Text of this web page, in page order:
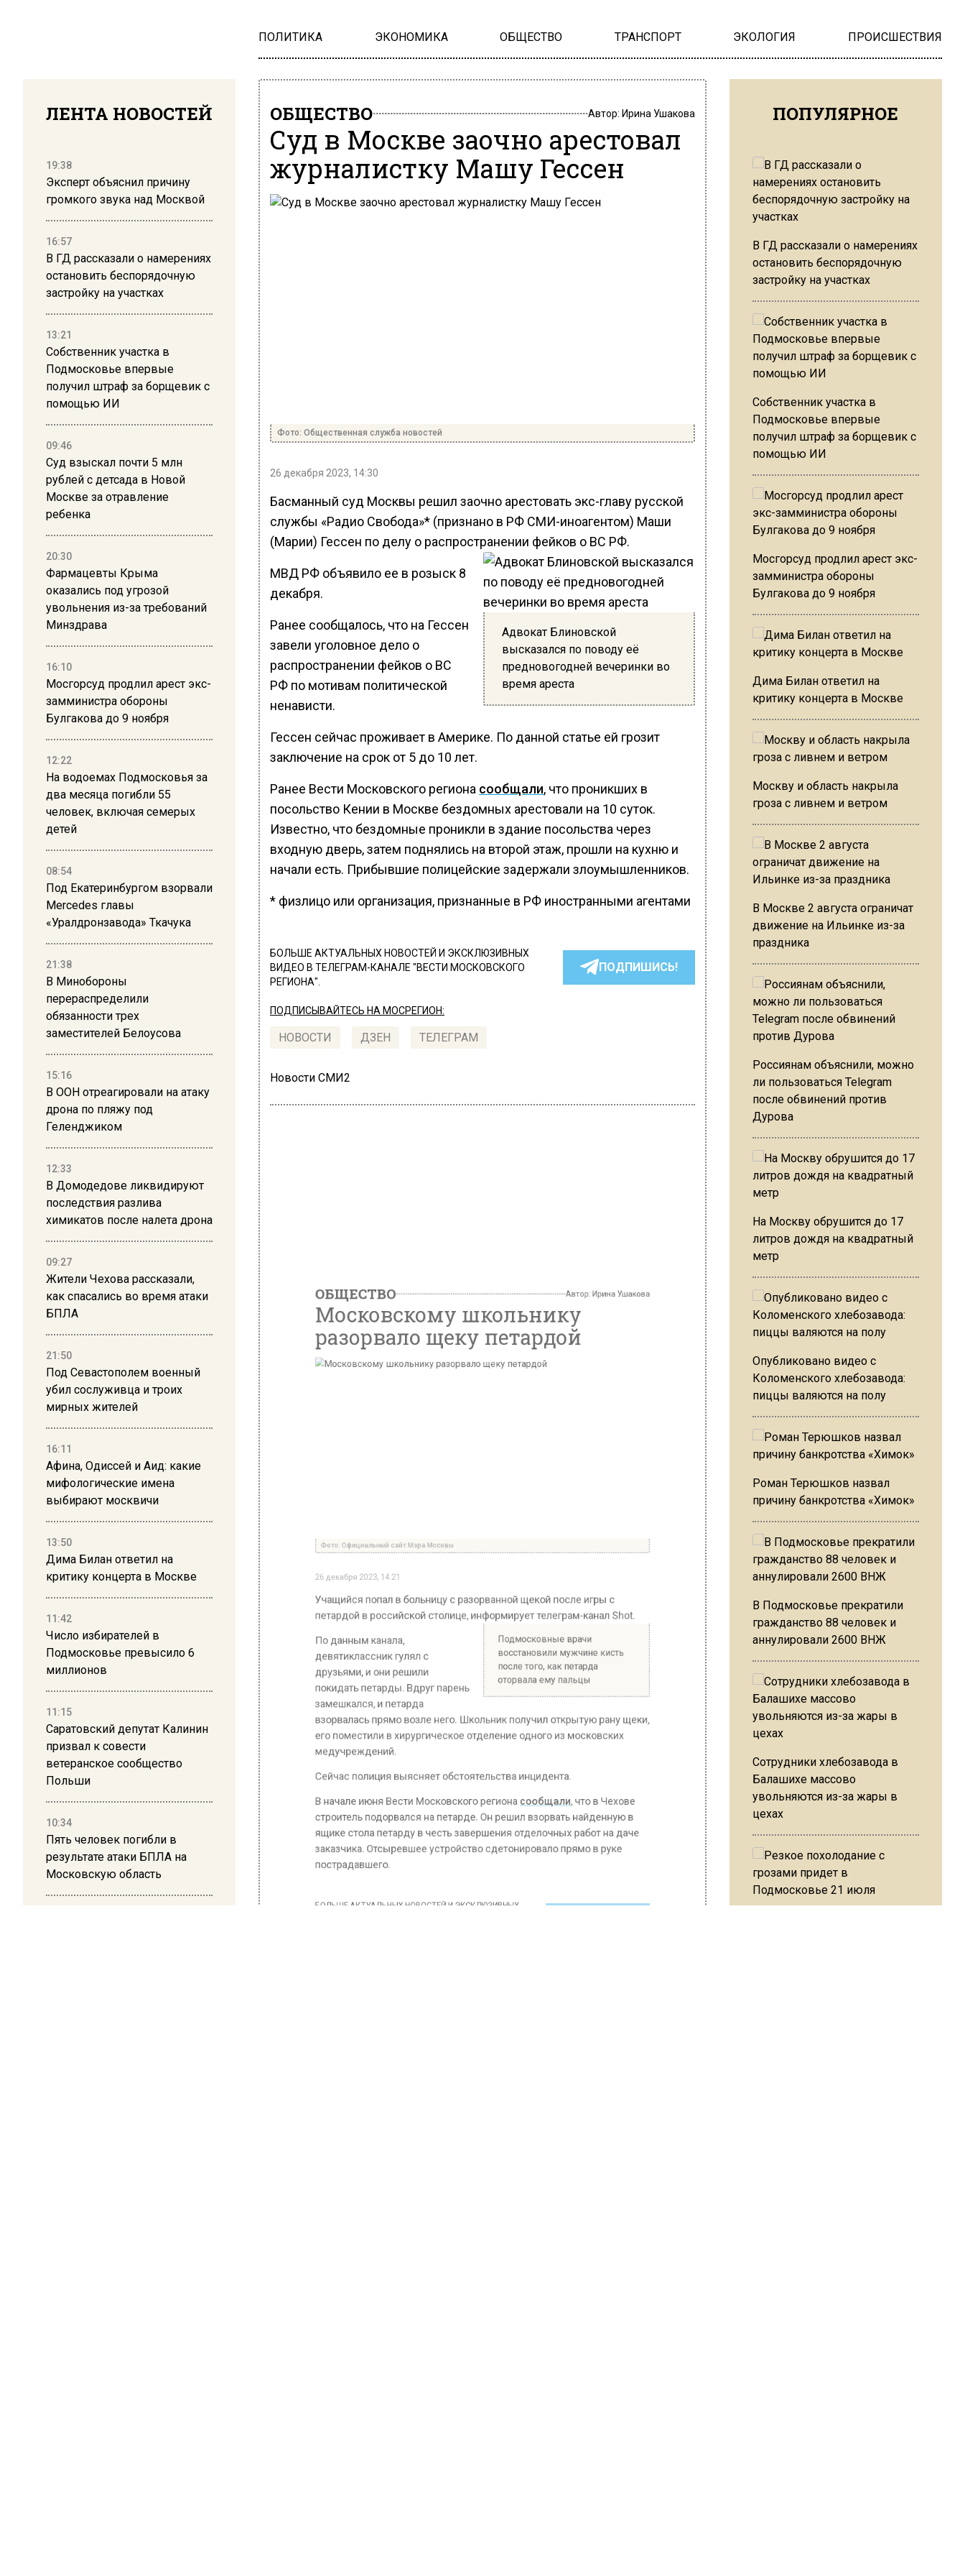
ПОЛИТИКА ЭКОНОМИКА ОБЩЕСТВО ТРАНСПОРТ ЭКОЛОГИЯ ПРОИСШЕСТВИЯ
ЛЕНТА НОВОСТЕЙ
19:38
Эксперт объяснил причину
громкого звука над Москвой
16:57
В ГД рассказали о намерениях
остановить беспорядочную
застройку на участках
13:21
Собственник участка в
Подмосковье впервые
получил штраф за борщевик с
помощью ИИ
09:46
Суд взыскал почти 5 млн
рублей с детсада в Новой
Москве за отравление
ребенка
20:30
Фармацевты Крыма
оказались под угрозой
увольнения из-за требований
Минздрава
16:10
Мосгорсуд продлил арест экс-
замминистра обороны
Булгакова до 9 ноября
12:22
На водоемах Подмосковья за
два месяца погибли 55
человек, включая семерых
детей
08:54
Под Екатеринбургом взорвали
Mercedes главы
«Уралдронзавода» Ткачука
21:38
В Минобороны
перераспределили
обязанности трех
заместителей Белоусова
15:16
В ООН отреагировали на атаку
дрона по пляжу под
Геленджиком
12:33
В Домодедове ликвидируют
последствия разлива
химикатов после налета дрона
09:27
Жители Чехова рассказали,
как спасались во время атаки
БПЛА
21:50
Под Севастополем военный
убил сослуживца и троих
мирных жителей
16:11
Афина, Одиссей и Аид: какие
мифологические имена
выбирают москвичи
13:50
Дима Билан ответил на
критику концерта в Москве
11:42
Число избирателей в
Подмосковье превысило 6
миллионов
11:15
Саратовский депутат Калинин
призвал к совести
ветеранское сообщество
Польши
10:34
Пять человек погибли в
результате атаки БПЛА на
Московскую область
ОБЩЕСТВО Автор: Ирина Ушакова
Суд в Москве заочно арестовал
журналистку Машу Гессен
Фото: Общественная служба новостей
26 декабря 2023, 14:30
Басманный суд Москвы решил заочно арестовать экс-главу русской
службы «Радио Свобода»* (признано в РФ СМИ-иноагентом) Маши
(Марии) Гессен по делу о распространении фейков о ВС РФ.
Адвокат Блиновской
высказался по поводу её
предновогодней вечеринки во
время ареста
МВД РФ объявило ее в розыск 8
декабря.
Ранее сообщалось, что на Гессен
завели уголовное дело о
распространении фейков о ВС
РФ по мотивам политической
ненависти.
Гессен сейчас проживает в Америке. По данной статье ей грозит
заключение на срок от 5 до 10 лет.
Ранее Вести Московского региона сообщали, что проникших в
посольство Кении в Москве бездомных арестовали на 10 суток.
Известно, что бездомные проникли в здание посольства через
входную дверь, затем поднялись на второй этаж, прошли на кухню и
начали есть. Прибывшие полицейские задержали злоумышленников.
* физлицо или организация, признанные в РФ иностранными агентами
БОЛЬШЕ АКТУАЛЬНЫХ НОВОСТЕЙ И ЭКСКЛЮЗИВНЫХ
ВИДЕО В ТЕЛЕГРАМ-КАНАЛЕ "ВЕСТИ МОСКОВСКОГО
РЕГИОНА".
ПОДПИШИСЬ!
ПОДПИСЫВАЙТЕСЬ НА МОСРЕГИОН:
НОВОСТИ ДЗЕН ТЕЛЕГРАМ
Новости СМИ2
26 декабря 2023, 14:21
Подмосковные врачи
восстановили мужчине кисть
после того, как петарда
оторвала ему пальцы
По данным канала,
девятиклассник гулял с
друзьями, и они решили
покидать петарды. Вдруг парень
замешкался, и петарда
взорвалась прямо возле него. Школьник получил открытую рану щеки,
его поместили в хирургическое отделение одного из московских
медучреждений.
В начале июня Вести Московского регионасообщали, что в Чехове
строитель подорвался на петарде. Он решил взорвать найденную в
ящике стола петарду в честь завершения отделочных работ на даче
пострадавшего.
ПОПУЛЯРНОЕ
В ГД рассказали о намерениях
остановить беспорядочную
застройку на участках
Собственник участка в
Подмосковье впервые
получил штраф за борщевик с
помощью ИИ
Мосгорсуд продлил арест экс-
замминистра обороны
Булгакова до 9 ноября
Дима Билан ответил на
критику концерта в Москве
Москву и область накрыла
гроза с ливнем и ветром
В Москве 2 августа ограничат
движение на Ильинке из-за
праздника
Россиянам объяснили, можно
ли пользоваться Telegram
после обвинений против
Дурова
На Москву обрушится до 17
литров дождя на квадратный
метр
Опубликовано видео с
Коломенского хлебозавода:
пиццы валяются на полу
Роман Терюшков назвал
причину банкротства «Химок»
В Подмосковье прекратили
гражданство 88 человек и
аннулировали 2600 ВНЖ
Сотрудники хлебозавода в
Балашихе массово
увольняются из-за жары в
цехах